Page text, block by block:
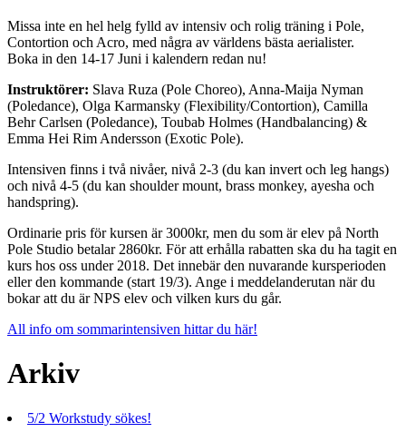
Missa inte en hel helg fylld av intensiv och rolig träning i Pole,
Contortion och Acro, med några av världens bästa aerialister.
Boka in den 14-17 Juni i kalendern redan nu!
Instruktörer: Slava Ruza (Pole Choreo), Anna-Maija Nyman
(Poledance), Olga Karmansky (Flexibility/Contortion), Camilla
Behr Carlsen (Poledance), Toubab Holmes (Handbalancing) &
Emma Hei Rim Andersson (Exotic Pole).
Intensiven finns i två nivåer, nivå 2-3 (du kan invert och leg hangs)
och nivå 4-5 (du kan shoulder mount, brass monkey, ayesha och
handspring).
Ordinarie pris för kursen är 3000kr, men du som är elev på North
Pole Studio betalar 2860kr. För att erhålla rabatten ska du ha tagit en
kurs hos oss under 2018. Det innebär den nuvarande kursperioden
eller den kommande (start 19/3). Ange i meddelanderutan när du
bokar att du är NPS elev och vilken kurs du går.
All info om sommarintensiven hittar du här!
Arkiv
5/2 Workstudy sökes!